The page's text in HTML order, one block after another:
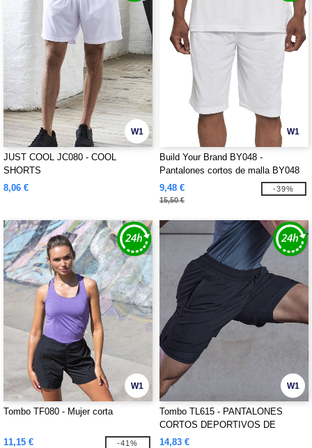
W1
JUST COOL JC080 - COOL
SHORTS
8,06 €
W1
Build Your Brand BY048 -
Pantalones cortos de malla BY048
9,48 €
15,50 €
-39%
W1
Tombo TF080 - Mujer corta
11,15 € -41%
W1
Tombo TL615 - PANTALONES
CORTOS DEPORTIVOS DE
DOBLE CAPA PARA HOMBRE
14,83 €